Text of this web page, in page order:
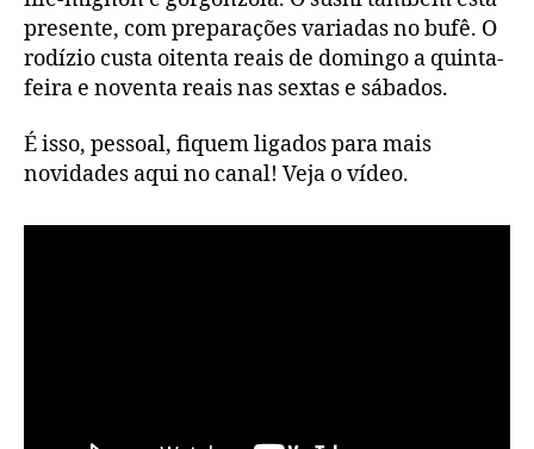
presente, com preparações variadas no bufê. O
rodízio custa oitenta reais de domingo a quinta-
feira e noventa reais nas sextas e sábados.
É isso, pessoal, fiquem ligados para mais
novidades aqui no canal! Veja o vídeo.